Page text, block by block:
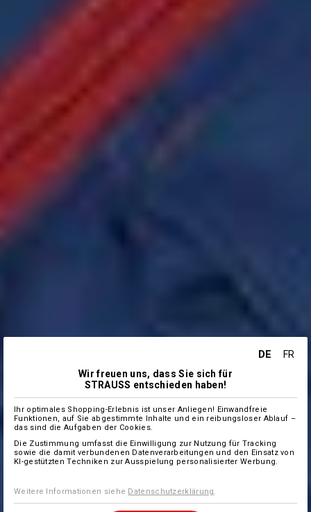
DE
FR
Wir freuen uns, dass Sie sich für
STRAUSS entschieden haben!
Ihr optimales Shopping-Erlebnis ist unser Anliegen! Einwandfreie
Funktionen, auf Sie abgestimmte Inhalte und ein reibungsloser Ablauf –
das sind die Aufgaben der Cookies.
Die Zustimmung umfasst die Einwilligung zur Nutzung für Tracking
sowie die damit verbundenen Datenverarbeitungen und den Einsatz von
KI-gestützten Techniken zur Ausspielung personalisierter Werbung.
Weitere Informationen siehe Datenschutzerklärung